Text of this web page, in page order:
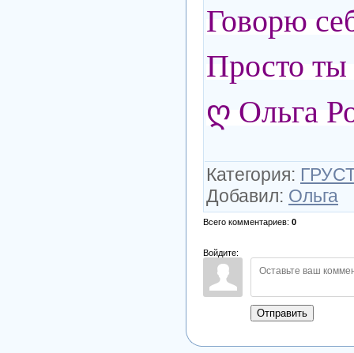
Говорю
Просто
ღ Ольга
Категория:
Добавил: Ольга
Всего комментариев: 0
Войдите:
Отправить